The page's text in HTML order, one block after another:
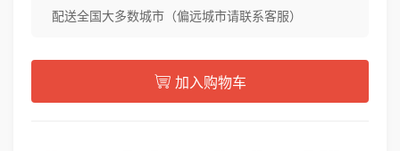
配送全国大多数城市（偏远城市请联系客服）
加入购物车